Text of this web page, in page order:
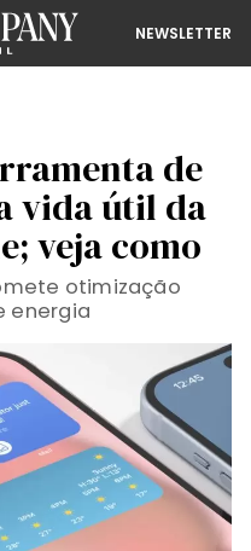
NEWSLETTER
de
vida útil da
veja como
otimização
energia